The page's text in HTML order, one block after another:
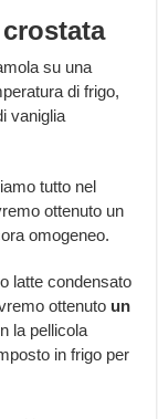
su una
di frigo,
vaniglia
tutto nel
ottenuto un
omogeneo.
latte condensato
ottenuto un
la pellicola
in frigo per